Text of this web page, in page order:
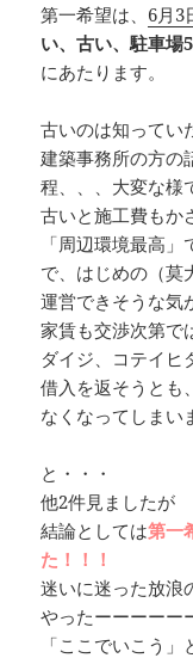
第一希望は、 6月3
い、古い、駐車場
にあたります。
古いのは知ってい
建築事務所の方の
程、、、大変な様
古いと施工費もか
「周辺環境最高
で、はじめの（莫
運営できそうな気
家賃も交渉次第で
ダイジ、コテイヒ
借入を返そうとも
なくなってしまい
と・・・
他2件見ましたが
結論としては第一
た！！！
迷いに迷った放浪
やったーーーーー
「ここでいこう」